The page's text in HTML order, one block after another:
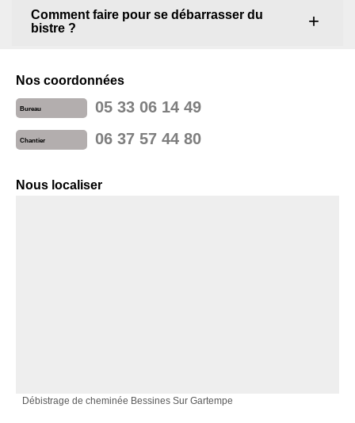
Comment faire pour se débarrasser du
bistre ?
Nos coordonnées
Bureau 05 33 06 14 49
Chantier 06 37 57 44 80
Nous localiser
Débistrage de cheminée Bessines Sur Gartempe